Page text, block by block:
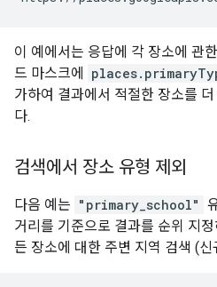
이 예에서는 응답에 각 장소에 관
드 마스크에
가하여 결과에서 적절한 장소를
다.
검색에서 장소 유형 제외
다음 예는 "primary_school"
거리를 기준으로 결과를 순위 지정
든 장소에 대한 주변 지역 검색 (